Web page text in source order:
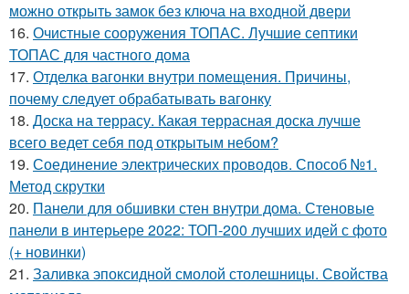
можно открыть замок без ключа на входной двери
16. Очистные сооружения ТОПАС. Лучшие септики
ТОПАС для частного дома
17. Отделка вагонки внутри помещения. Причины,
почему следует обрабатывать вагонку
18. Доска на террасу. Какая террасная доска лучше
всего ведет себя под открытым небом?
19. Соединение электрических проводов. Способ №1.
Метод скрутки
20. Панели для обшивки стен внутри дома. Стеновые
панели в интерьере 2022: ТОП-200 лучших идей с фото
(+ новинки)
21. Заливка эпоксидной смолой столешницы. Свойства